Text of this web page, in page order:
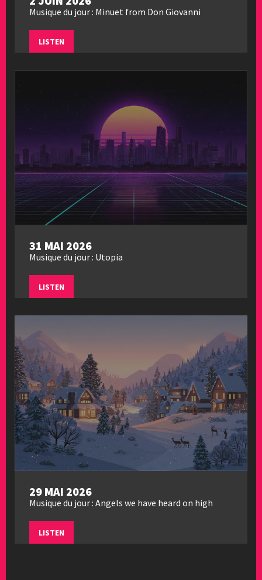
Musique du jour : Minuet from Don Giovanni
LISTEN
31 MAI 2026
Musique du jour : Utopia
LISTEN
29 MAI 2026
Musique du jour : Angels we have heard on high
LISTEN